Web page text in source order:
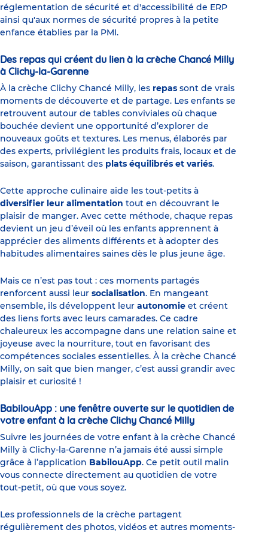
réglementation de sécurité et d'accessibilité de ERP
ainsi qu'aux normes de sécurité propres à la petite
enfance établies par la PMI.
Des repas qui créent du lien à la crèche Chancé Milly
à Clichy-la-Garenne
À la crèche Clichy Chancé Milly, les repas sont de vrais
moments de découverte et de partage. Les enfants se
retrouvent autour de tables conviviales où chaque
bouchée devient une opportunité d’explorer de
nouveaux goûts et textures. Les menus, élaborés par
des experts, privilégient les produits frais, locaux et de
saison, garantissant des plats équilibrés et variés.
Cette approche culinaire aide les tout-petits à
diversifier leur alimentation tout en découvrant le
plaisir de manger. Avec cette méthode, chaque repas
devient un jeu d’éveil où les enfants apprennent à
apprécier des aliments différents et à adopter des
habitudes alimentaires saines dès le plus jeune âge.
Mais ce n’est pas tout : ces moments partagés
renforcent aussi leur socialisation. En mangeant
ensemble, ils développent leur autonomie et créent
des liens forts avec leurs camarades. Ce cadre
chaleureux les accompagne dans une relation saine et
joyeuse avec la nourriture, tout en favorisant des
compétences sociales essentielles. À la crèche Chancé
Milly, on sait que bien manger, c’est aussi grandir avec
plaisir et curiosité !
BabilouApp : une fenêtre ouverte sur le quotidien de
votre enfant à la crèche Clichy Chancé Milly
Suivre les journées de votre enfant à la crèche Chancé
Milly à Clichy-la-Garenne n’a jamais été aussi simple
grâce à l’application BabilouApp. Ce petit outil malin
vous connecte directement au quotidien de votre
tout-petit, où que vous soyez.
Les professionnels de la crèche partagent
régulièrement des photos, vidéos et autres moments-